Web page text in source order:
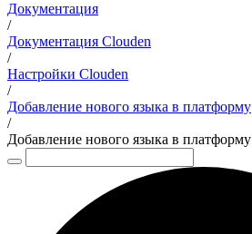
Документация
/
Документация Clouden
/
Настройки Clouden
/
Добавление нового языка в платформу
/
Добавление нового языка в платформу